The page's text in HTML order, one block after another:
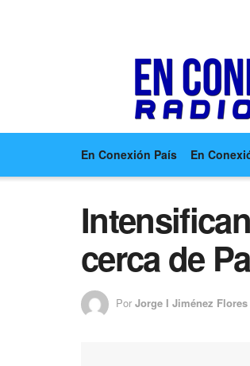
En Conexión País En
cerca de
Por Jorge I Jiménez Flores